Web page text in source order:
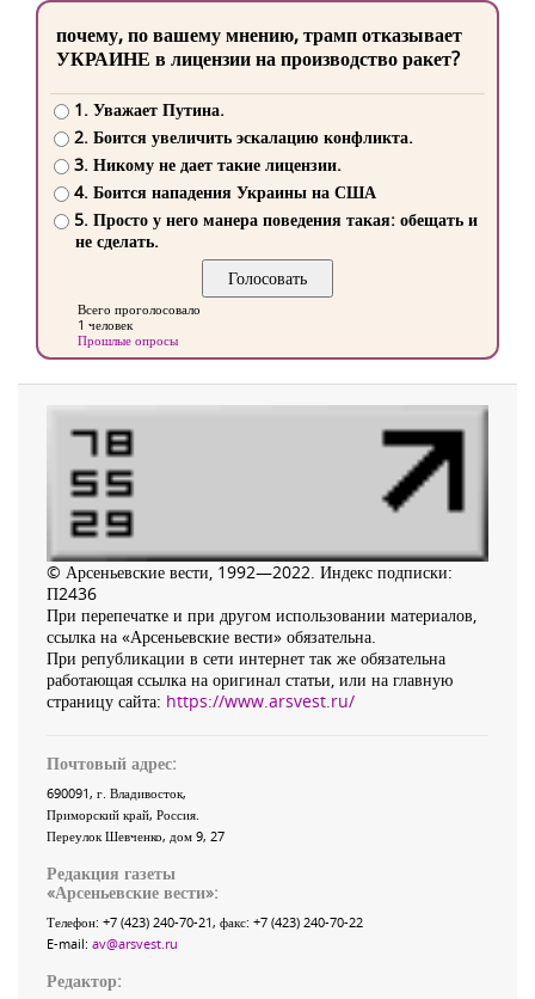
почему, по вашему мнению, трамп отказывает
УКРАИНЕ в лицензии на производство ракет?
1. Уважает Путина.
2. Боится увеличить эскалацию конфликта.
3. Никому не дает такие лицензии.
4. Боится нападения Украины на США
5. Просто у него манера поведения такая: обещать и
не сделать.
Всего проголосовало
1 человек
Прошлые опросы
© Арсеньевские вести, 1992—2022. Индекс подписки:
П2436
При перепечатке и при другом использовании материалов,
ссылка на «Арсеньевские вести» обязательна.
При републикации в сети интернет так же обязательна
работающая ссылка на оригинал статьи, или на главную
страницу сайта: https://www.arsvest.ru/
Почтовый адрес:
690091, г. Владивосток,
Приморский край, Россия
Переулок Шевченко, дом 9, 27
Редакция газеты
«Арсеньевские вести»:
Телефон: +7 (423) 240-70-21, факс: +7 (423) 240-70-22
E-mail: av@arsvest.ru
Редактор: